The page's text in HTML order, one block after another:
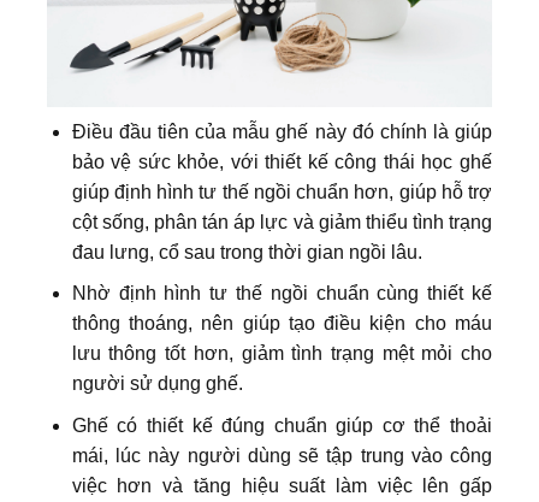
Điều đầu tiên của mẫu ghế này đó chính là giúp
bảo vệ sức khỏe, với thiết kế công thái học ghế
giúp định hình tư thế ngồi chuẩn hơn, giúp hỗ trợ
cột sống, phân tán áp lực và giảm thiểu tình trạng
đau lưng, cổ sau trong thời gian ngồi lâu.
Nhờ định hình tư thế ngồi chuẩn cùng thiết kế
thông thoáng, nên giúp tạo điều kiện cho máu
lưu thông tốt hơn, giảm tình trạng mệt mỏi cho
người sử dụng ghế.
Ghế có thiết kế đúng chuẩn giúp cơ thể thoải
mái, lúc này người dùng sẽ tập trung vào công
việc hơn và tăng hiệu suất làm việc lên gấp